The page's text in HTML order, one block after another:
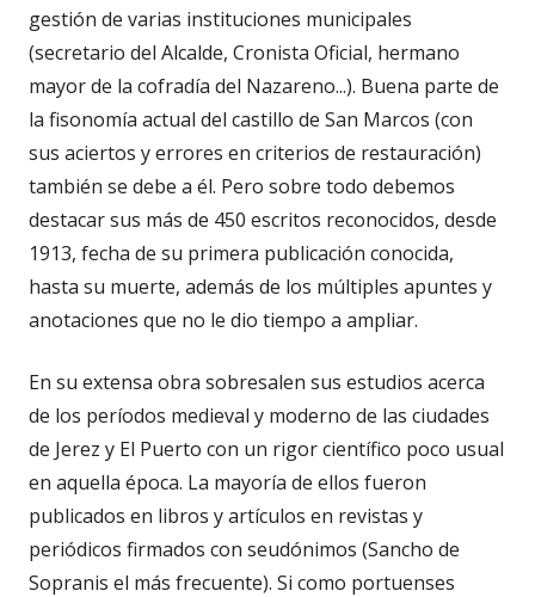
gestión de varias instituciones municipales
(secretario del Alcalde, Cronista Oficial, hermano
mayor de la cofradía del Nazareno...). Buena parte de
la fisonomía actual del castillo de San Marcos (con
sus aciertos y errores en criterios de restauración)
también se debe a él. Pero sobre todo debemos
destacar sus más de 450 escritos reconocidos, desde
1913, fecha de su primera publicación conocida,
hasta su muerte, además de los múltiples apuntes y
anotaciones que no le dio tiempo a ampliar.
En su extensa obra sobresalen sus estudios acerca
de los períodos medieval y moderno de las ciudades
de Jerez y El Puerto con un rigor científico poco usual
en aquella época. La mayoría de ellos fueron
publicados en libros y artículos en revistas y
periódicos firmados con seudónimos (Sancho de
Sopranis el más frecuente). Si como portuenses